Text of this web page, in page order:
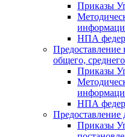
Приказы
НПА
Предоставление
общего,
Приказы
НПА
Предоставление
Приказы